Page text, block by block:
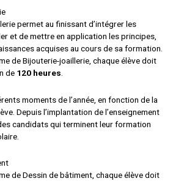
permet au finissant d’intégrer les
et de mettre en application les principes,
acquises au cours de sa formation.
de Bijouterie-joaillerie, chaque élève doit
de 120 heures
moments de l’année, en fonction de la
Depuis l’implantation de l’enseignement
candidats qui terminent leur formation
de Dessin de bâtiment, chaque élève doit